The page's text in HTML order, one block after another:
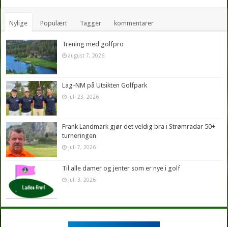
Nylige Populært Tagger kommentarer
Trening med golfpro
august 7, 2026
Lag-NM på Utsikten Golfpark
juli 23, 2026
Frank Landmark gjør det veldig bra i Strømradar 50+
turneringen
juli 7, 2026
Til alle damer og jenter som er nye i golf
juli 3, 2026